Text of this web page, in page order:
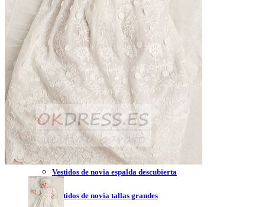
Vestidos de novia 2023
Vestidos de novia sin tirantes
Vestidos de novia encaje
Vestidos de novia corte princesa
Vestidos de novia sencillo
Vestidos de novia corte sirena
Vestidos de novia corto
Vestidos de novia espalda descubierta
Vestidos de novia tallas grandes